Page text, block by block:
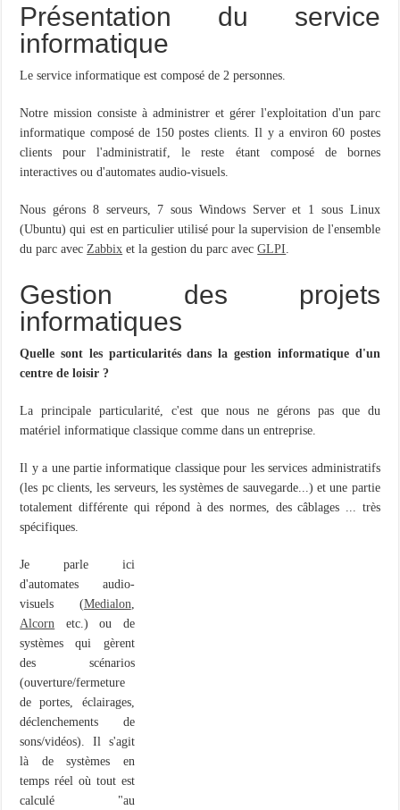
Présentation du service
informatique
Le service informatique est composé de 2 personnes.
Notre mission consiste à administrer et gérer l'exploitation d'un parc
informatique composé de 150 postes clients. Il y a environ 60 postes
clients pour l'administratif, le reste étant composé de bornes
interactives ou d'automates audio-visuels.
Nous gérons 8 serveurs, 7 sous Windows Server et 1 sous Linux
(Ubuntu) qui est en particulier utilisé pour la supervision de l'ensemble
du parc avec Zabbix et la gestion du parc avecGLPI
Gestion des projets
informatiques
Quelle sont les particularités dans la gestion informatique d'un
centre de loisir ?
La principale particularité, c'est que nous ne gérons pas que du
matériel informatique classique comme dans un entreprise.
Il y a une partie informatique classique pour les services administratifs
(les pc clients, les serveurs, les systèmes de sauvegarde...) et une partie
totalement différente qui répond à des normes, des câblages ... très
spécifiques.
Je parle ici
d'automates audio-
visuels (Medialon
Alcorn etc.) ou de
systèmes qui gèrent
des scénarios
(ouverture/fermeture
de portes, éclairages,
déclenchements de
sons/vidéos). Il s'agit
là de systèmes en
temps réel où tout est
calculé "au